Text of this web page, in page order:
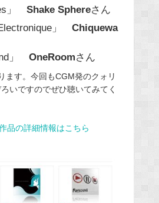
」 Shake Sphereさん
」 Chiquewa
」 OneRoomさん
ます。今回もCGM発のクォリ
いですのでぜひ聴いてみてく
品の詳細情報はこちら